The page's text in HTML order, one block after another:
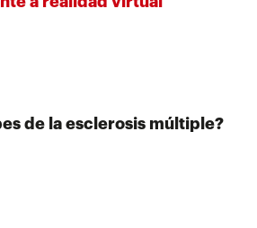
de la esclerosis múltiple?